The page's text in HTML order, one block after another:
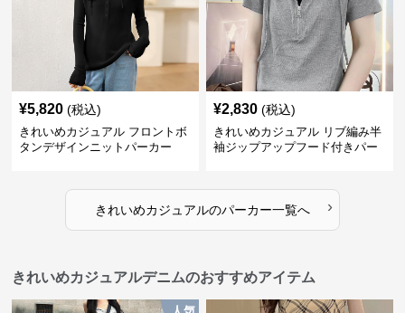
¥5,820 (税込)
きれいめカジュアル フロントボ
タンデザインニットパーカー
¥2,830 (税込)
きれいめカジュアル リブ編み半
袖ジップアップフード付きパー
きれいめカジュアルのパーカー一覧へ ›
きれいめカジュアルデニムのおすすめアイテム